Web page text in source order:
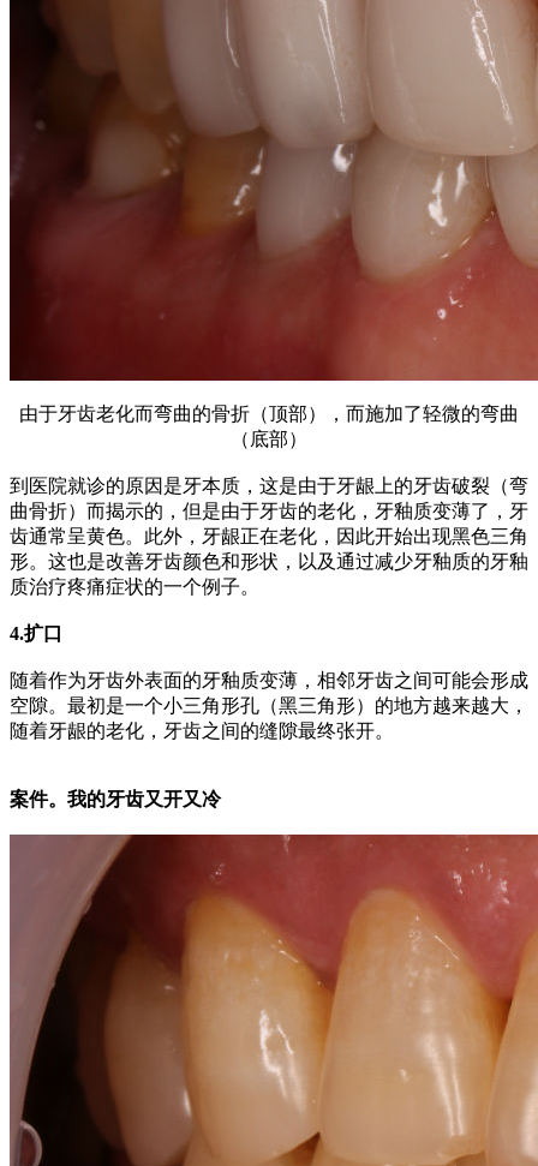
由于牙齿老化而弯曲的骨折（顶部），而施加了轻微的弯曲
（底部）
到医院就诊的原因是牙本质，这是由于牙龈上的牙齿破裂（弯
曲骨折）而揭示的，但是由于牙齿的老化，牙釉质变薄了，牙
齿通常呈黄色。 此外，牙龈正在老化，因此开始出现黑色三角
形。 这也是改善牙齿颜色和形状，以及通过减少牙釉质的牙釉
质治疗疼痛症状的一个例子。
4.扩口
随着作为牙齿外表面的牙釉质变薄，相邻牙齿之间可能会形成
空隙。 最初是一个小三角形孔（黑三角形）的地方越来越大，
随着牙龈的老化，牙齿之间的缝隙最终张开。
案件。 我的牙齿又开又冷